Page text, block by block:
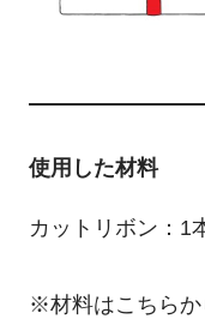
使用した材料
カットリボン：1
※材料はこちらか